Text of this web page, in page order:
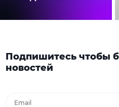
Подпишитесь чтобы
новостей